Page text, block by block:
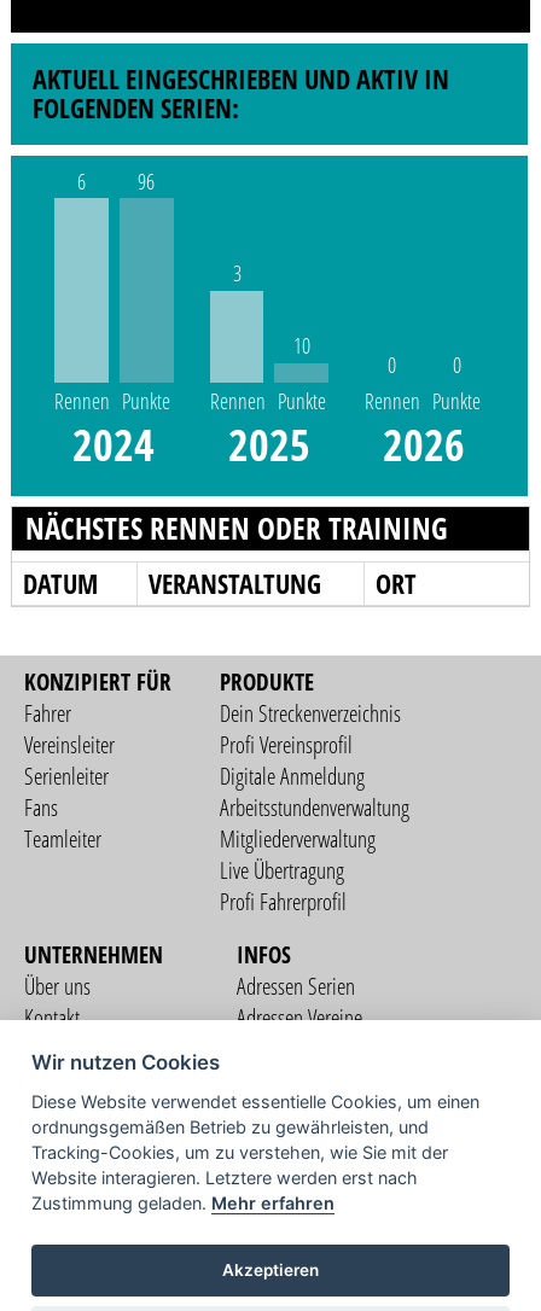
AKTUELL EINGESCHRIEBEN UND AKTIV IN
FOLGENDEN SERIEN:
6
Rennen
96
Punkte
2024
3
Rennen
10
Punkte
2025
0
Rennen
0
Punkte
2026
NÄCHSTES RENNEN ODER TRAINING
DATUM VERANSTALTUNG ORT
KONZIPIERT FÜR
Fahrer
Vereinsleiter
Serienleiter
Fans
Teamleiter
PRODUKTE
Dein Streckenverzeichnis
Profi Vereinsprofil
Digitale Anmeldung
Arbeitsstundenverwaltung
Mitgliederverwaltung
Live Übertragung
Profi Fahrerprofil
UNTERNEHMEN
Über uns
Kontakt
Nutzungsbedingungen
Datenschutzerklärung
Impressum
INFOS
Adressen Serien
Adressen Vereine
COMMUNITY
TV
Wir nutzen Cookies
Diese Website verwendet essentielle Cookies, um einen
ordnungsgemäßen Betrieb zu gewährleisten, und
Tracking-Cookies, um zu verstehen, wie Sie mit der
Website interagieren. Letztere werden erst nach
Zustimmung geladen. Mehr erfahren
Akzeptieren